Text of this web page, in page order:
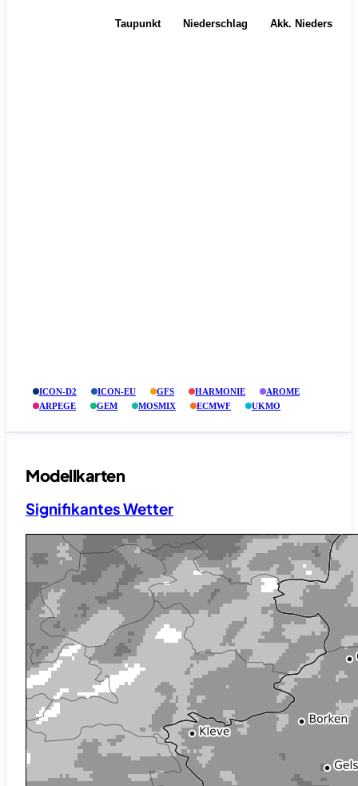
Taupunkt Niederschlag Akk.
ICON-D2 ICON-EU GFS HARMONIE
AROME
ARPEGE
GEM MOSMIX ECMWF UKMO
Modellkarten
Signifikantes Wetter